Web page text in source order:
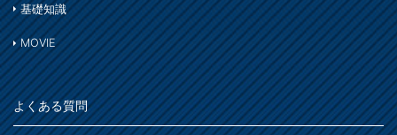
アルミ
ステンレス
コンクリート
床・ベランダ・屋上
コンクリート床・アスファルト
ホビー・工作
木部
鉄部
紙・発泡スチロール
ガーデン木部
木部ステイン・ニス・ワックス
スプレー
わ
基礎知識
MOVIE
よくある質問